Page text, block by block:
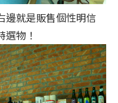
就是販售個性明信
物！